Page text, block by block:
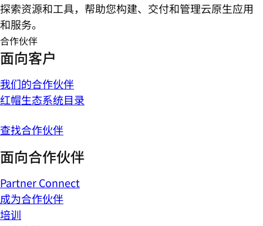
探索资源和工具，帮助您构建、交付和管理云原生应用
和服务。
合作伙伴
面向客户
我们的合作伙伴
红帽生态系统目录
查找合作伙伴
面向合作伙伴
Partner Connect
成为合作伙伴
培训